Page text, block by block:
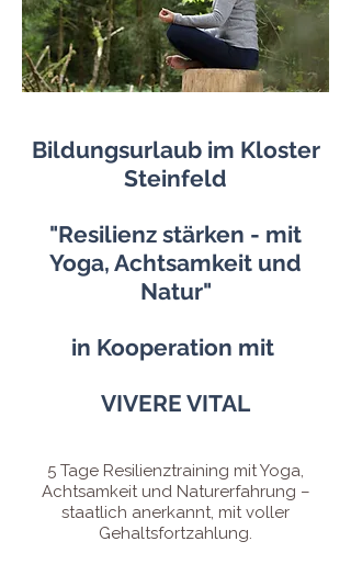
Bildungsurlaub im Kloster
Steinfeld
"Resilienz stärken - mit
Yoga, Achtsamkeit und
Natur"
in Kooperation mit
VIVERE VITAL
5 Tage Resilienztraining mit Yoga,
Achtsamkeit und Naturerfahrung –
staatlich anerkannt, mit voller
Gehaltsfortzahlung.